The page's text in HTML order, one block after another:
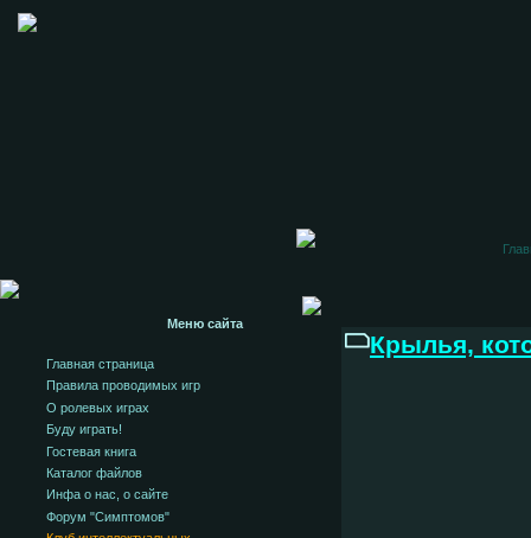
Меню сайта
Главная страница
Правила проводимых игр
О ролевых играх
Буду играть!
Гостевая книга
Каталог файлов
Инфа о нас, о сайте
Форум "Симптомов"
Крылья,